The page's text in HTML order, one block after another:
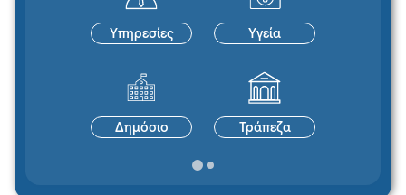
Υπηρεσίες Υγεία
Δημόσιο Τράπεζα